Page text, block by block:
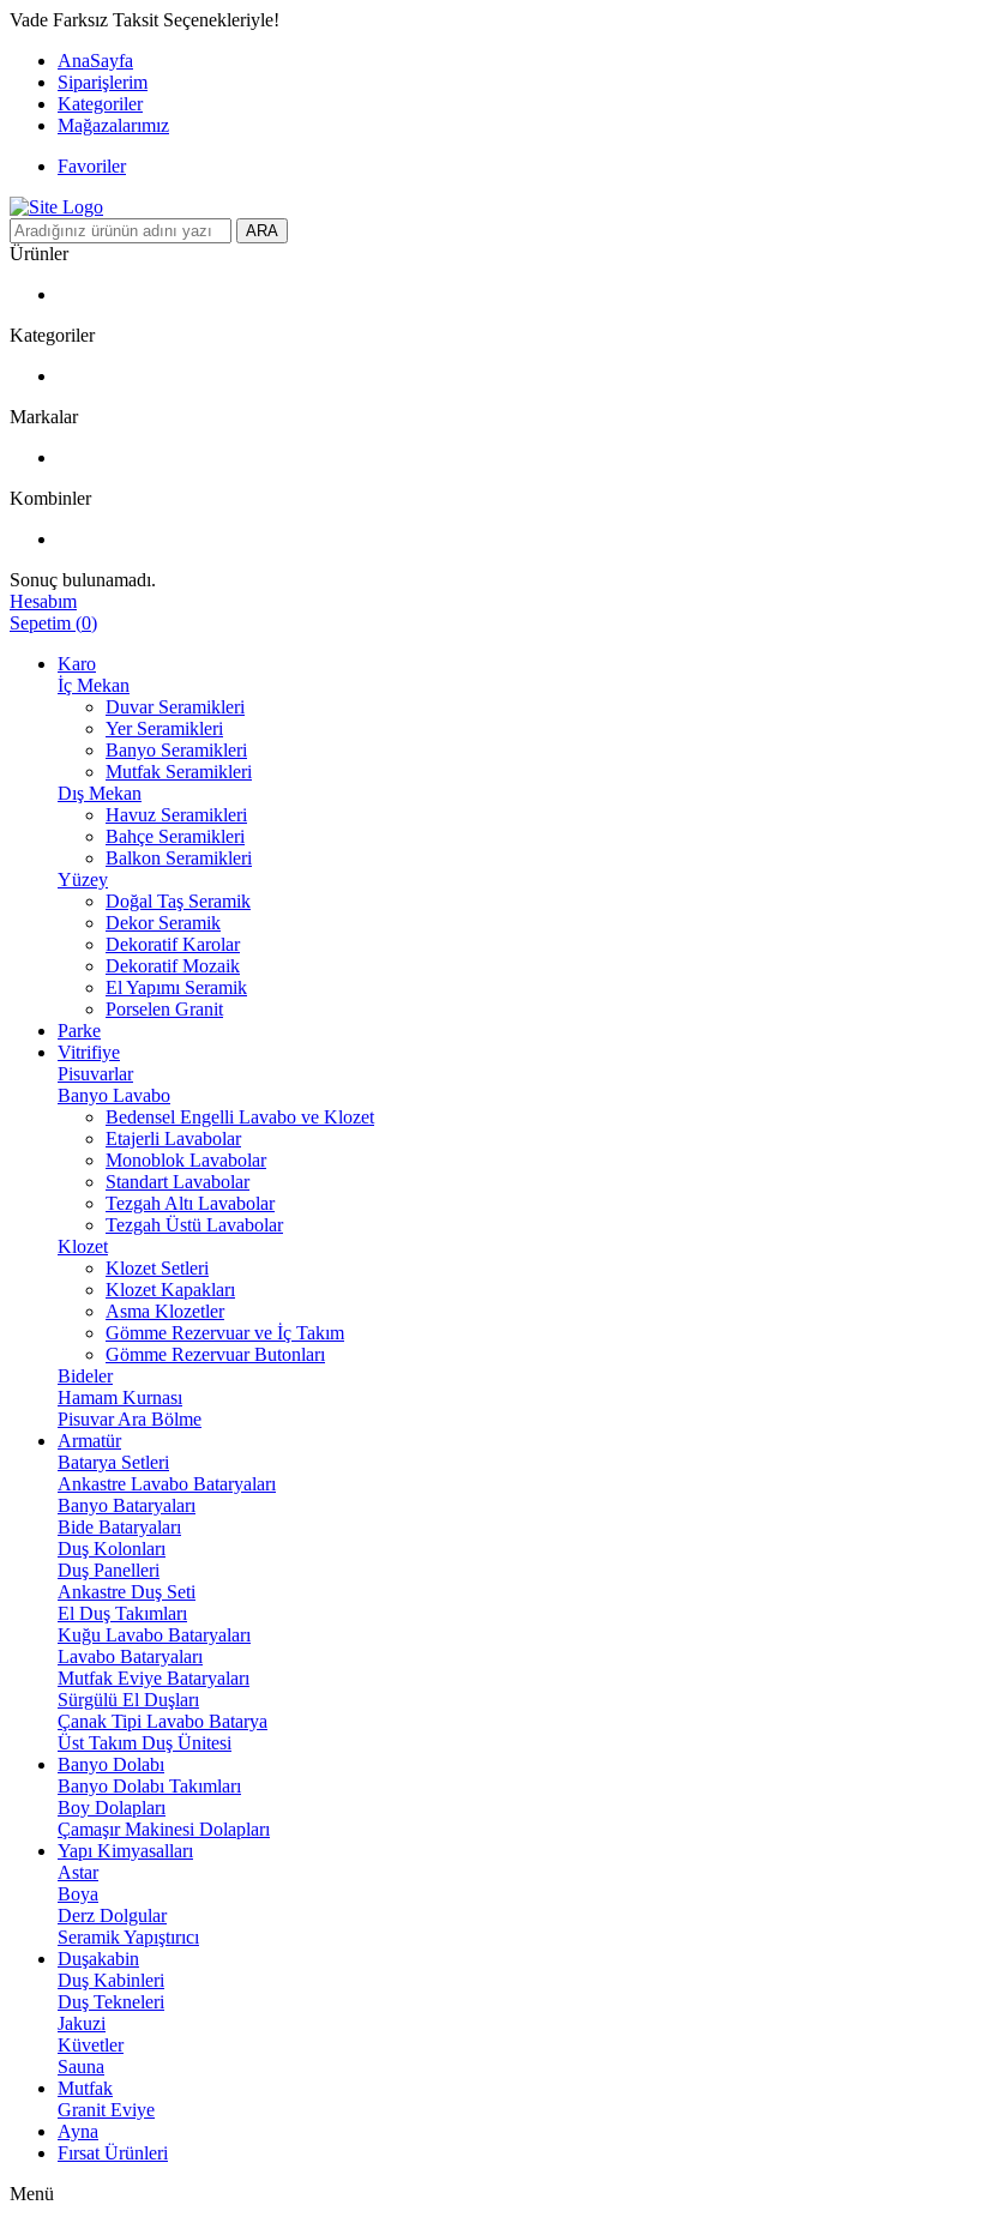
Vade Farksız Taksit Seçenekleriyle!
AnaSayfa
Siparişlerim
Kategoriler
Mağazalarımız
Favoriler
ARA
Ürünler
Kategoriler
Markalar
Kombinler
Sonuç bulunamadı.
Hesabım
Sepetim (0)
Karo
İç Mekan
Duvar Seramikleri
Yer Seramikleri
Banyo Seramikleri
Mutfak Seramikleri
Dış Mekan
Havuz Seramikleri
Bahçe Seramikleri
Balkon Seramikleri
Yüzey
Doğal Taş Seramik
Dekor Seramik
Dekoratif Karolar
Dekoratif Mozaik
El Yapımı Seramik
Porselen Granit
Parke
Vitrifiye
Pisuvarlar
Banyo Lavabo
Bedensel Engelli Lavabo ve Klozet
Etajerli Lavabolar
Monoblok Lavabolar
Standart Lavabolar
Tezgah Altı Lavabolar
Tezgah Üstü Lavabolar
Klozet
Klozet Setleri
Klozet Kapakları
Asma Klozetler
Gömme Rezervuar ve İç Takım
Gömme Rezervuar Butonları
Bideler
Hamam Kurnası
Pisuvar Ara Bölme
Armatür
Batarya Setleri
Ankastre Lavabo Bataryaları
Banyo Bataryaları
Bide Bataryaları
Duş Kolonları
Duş Panelleri
Ankastre Duş Seti
El Duş Takımları
Kuğu Lavabo Bataryaları
Lavabo Bataryaları
Mutfak Eviye Bataryaları
Sürgülü El Duşları
Çanak Tipi Lavabo Batarya
Üst Takım Duş Ünitesi
Banyo Dolabı
Banyo Dolabı Takımları
Boy Dolapları
Çamaşır Makinesi Dolapları
Yapı Kimyasalları
Astar
Boya
Derz Dolgular
Seramik Yapıştırıcı
Duşakabin
Duş Kabinleri
Duş Tekneleri
Jakuzi
Küvetler
Sauna
Mutfak
Granit Eviye
Ayna
Fırsat Ürünleri
Menü